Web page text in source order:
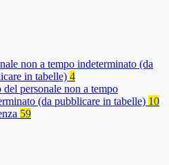
non a tempo indeterminato (da
in tabelle) 4
del personale non a tempo
(da pubblicare in tabelle) 10
59